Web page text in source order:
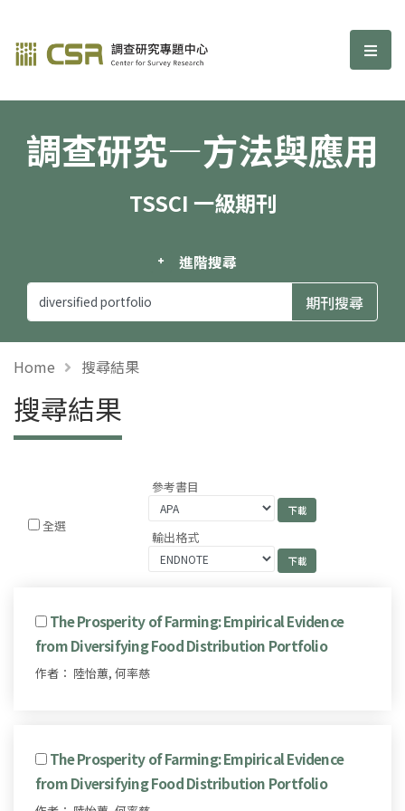
調查研究—方法與應用期刊 選
調查研究—方法與應用
TSSCI 一級期刊
進階搜尋
Home 搜尋結果
搜尋結果
全選
參考書目
輸出格式
The Prosperity of Farming: Empirical Evidence
from Diversifying Food Distribution Portfolio
作者： 陸怡蕙, 何率慈
The Prosperity of Farming: Empirical Evidence
from Diversifying Food Distribution Portfolio